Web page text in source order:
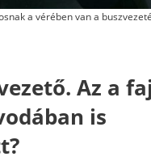
a vérében van a
Az a
is